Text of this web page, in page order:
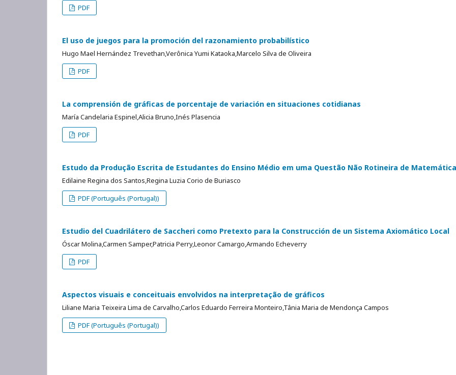
PDF
El uso de juegos para la promoción del razonamiento probabilístico
Hugo Mael Hernández Trevethan,Verônica Yumi Kataoka,Marcelo Silva de Oliveira
PDF
La comprensión de gráficas de porcentaje de variación en situaciones cotidianas
María Candelaria Espinel,Alicia Bruno,Inés Plasencia
PDF
Estudo da Produção Escrita de Estudantes do Ensino Médio em uma Questão Não Rotineira de Matemática
Edilaine Regina dos Santos,Regina Luzia Corio de Buriasco
PDF (Português (Portugal))
Estudio del Cuadrilátero de Saccheri como Pretexto para la Construcción de un Sistema Axiomático Local
Óscar Molina,Carmen Samper,Patricia Perry,Leonor Camargo,Armando Echeverry
PDF
Aspectos visuais e conceituais envolvidos na interpretação de gráficos
Liliane Maria Teixeira Lima de Carvalho,Carlos Eduardo Ferreira Monteiro,Tânia Maria de Mendonça Campos
PDF (Português (Portugal))